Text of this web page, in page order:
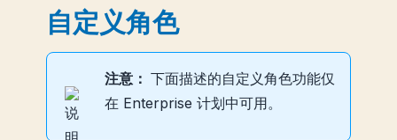
自定义角色
注意： 下面描述的自定义角色功能仅
在 Enterprise 计划中可用。